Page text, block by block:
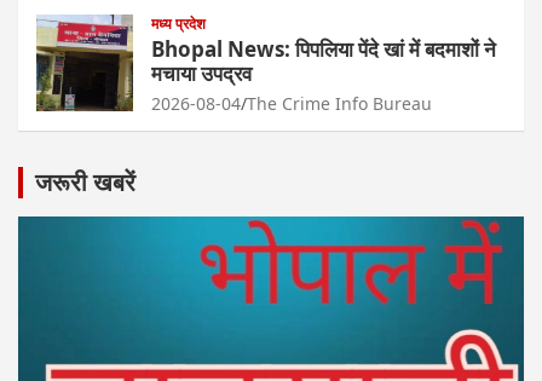
मध्य प्रदेश
Bhopal News: पिपलिया पेंदे खां में बदमाशों ने
मचाया उपद्रव
2026-08-04 The Crime Info Bureau
जरूरी खबरें